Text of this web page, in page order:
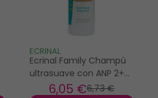
ECRINAL
Ecrinal Family Champú
ultrasuave con ANP 2+
400ml
6,73 €
6,05 €